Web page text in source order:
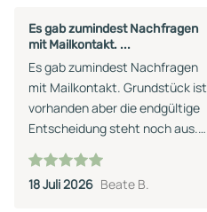
Es gab zumindest Nachfragen
mit Mailkontakt. ...
Es gab zumindest Nachfragen
mit Mailkontakt. Grundstück ist
vorhanden aber die endgültige
Entscheidung steht noch aus.
veräußern um die Aufnahme
eines Kredites zu vermeiden.
18 Juli 2026 Beate B.